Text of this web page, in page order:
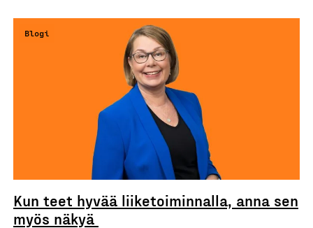
Blogi
Kun teet hyvää liiketoiminnalla, anna sen
myös näkyä